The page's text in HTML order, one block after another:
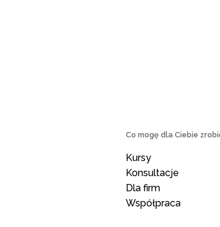
Co mogę dla Ciebie
Kursy
Konsultacje
Dla firm
Współpraca